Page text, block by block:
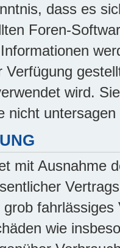
dass es
Foren-
Verfügung
wird.
nicht
mit Ausnahme
wie